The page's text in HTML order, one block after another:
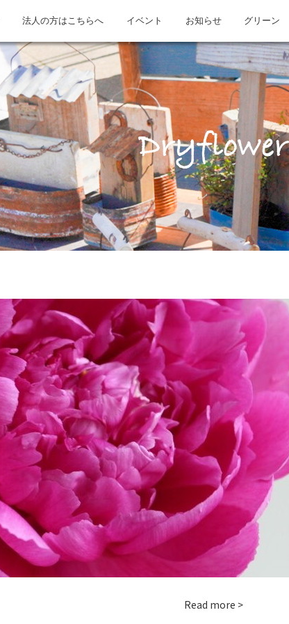
法人の方はこちらへ イベント お知らせ グリーン
Dryflower
Read more >